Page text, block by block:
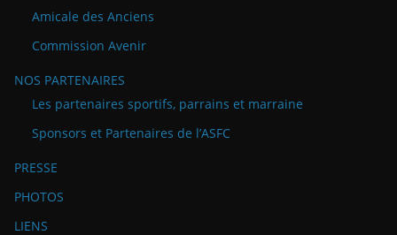
Amicale des Anciens
Commission Avenir
NOS PARTENAIRES
Les partenaires sportifs, parrains et marraine
Sponsors et Partenaires de l’ASFC
PRESSE
PHOTOS
LIENS